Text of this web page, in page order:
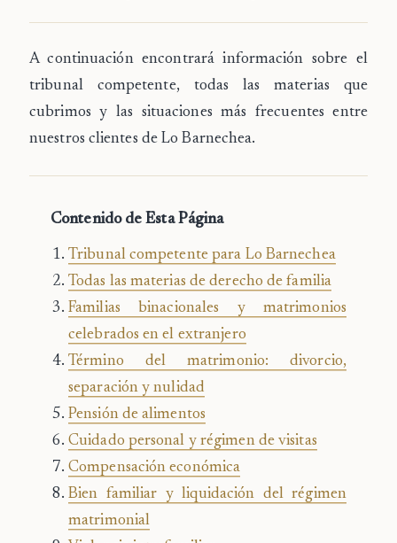
A continuación encontrará información sobre el
tribunal competente, todas las materias que
cubrimos y las situaciones más frecuentes entre
nuestros clientes de Lo Barnechea.
Contenido de Esta Página
Tribunal competente para Lo Barnechea
Todas las materias de derecho de familia
Familias binacionales y matrimonios
celebrados en el extranjero
Término del matrimonio: divorcio,
separación y nulidad
Pensión de alimentos
Cuidado personal y régimen de visitas
Compensación económica
Bien familiar y liquidación del régimen
matrimonial